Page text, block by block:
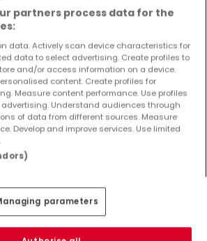
partners process data for the
data. Actively scan device characteristics for
data to select advertising. Create profiles to
and/or access information on a device.
content. Create profiles for
Measure content performance. Use profiles
Understand audiences through
of data from different sources. Measure
Develop and improve services. Use limited
parameters